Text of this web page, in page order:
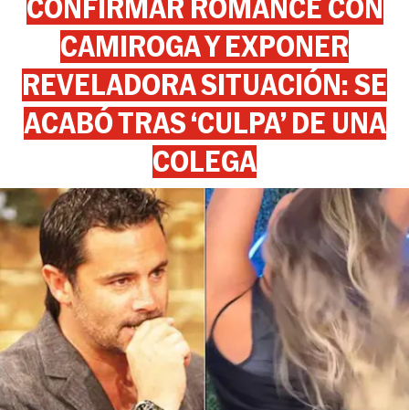
CAMIROGA Y EXPONER
REVELADORA SITUACIÓN: SE
ACABÓ TRAS ‘CULPA’ DE UNA
COLEGA